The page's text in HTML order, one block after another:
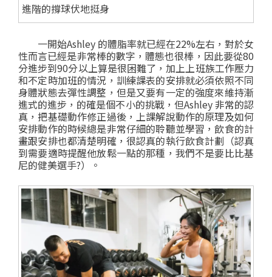
進階的撐球伏地挺身
一開始Ashley 的體脂率就已經在22%左右，對於女
性而言已經是非常棒的數字，體態也很棒， 因此要從80
分進步到90分以上算是很困難了，加上上班族工作壓力
和不定時加班的情況，訓練課表的安排就必須依照不同
身體狀態去彈性調整， 但是又要有一定的強度來維持漸
進式的進步，的確是個不小的挑戰， 但Ashley 非常的認
真，把基礎動作修正過後，上課解說動作的原理及如何
安排動作的時候總是非常仔細的聆聽並學習，飲食的計
畫跟安排也都清楚明確，很認真的執行飲食計劃（認真
到需要適時提醒他放鬆一點的那種，我們不是要比比基
尼的健美選手?）。